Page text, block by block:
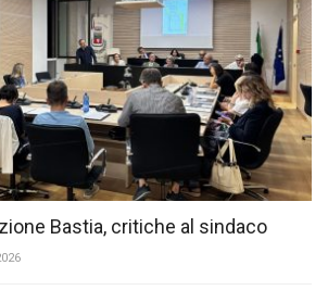
Bastia, critiche al sindaco